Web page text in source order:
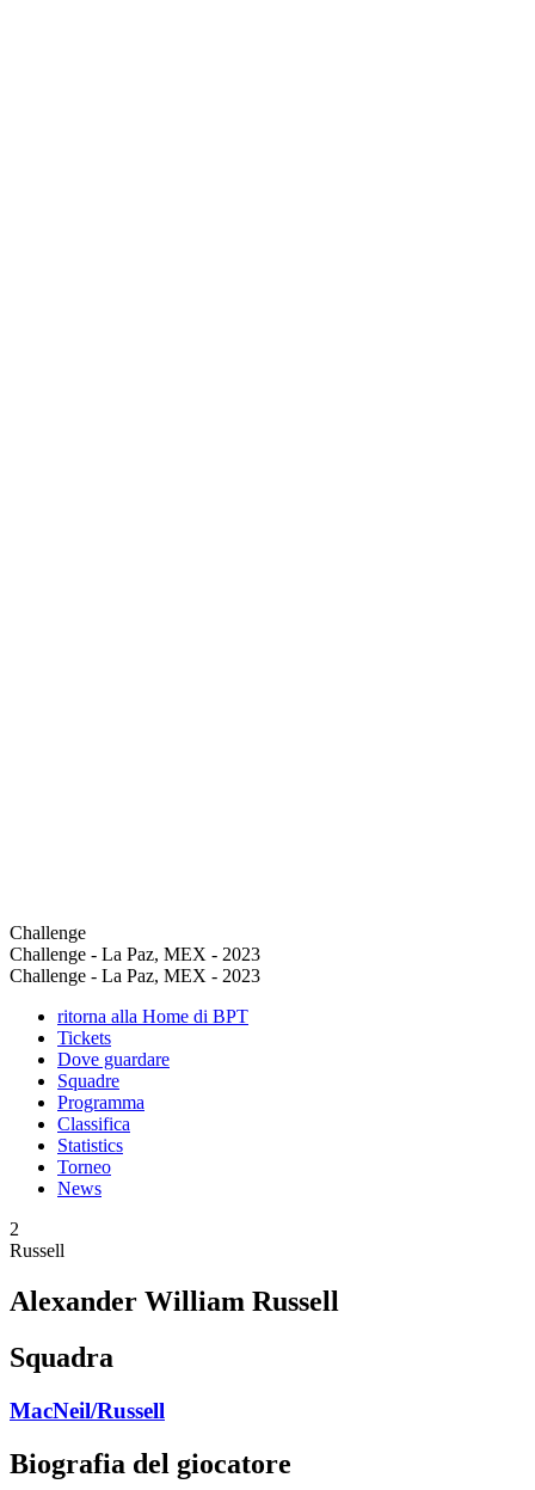
Challenge
Challenge - La Paz, MEX - 2023
Challenge - La Paz, MEX - 2023
ritorna alla Home di BPT
Tickets
Dove guardare
Squadre
Programma
Classifica
Statistics
Torneo
News
2
Russell
Alexander William Russell
Squadra
MacNeil/Russell
Biografia del giocatore